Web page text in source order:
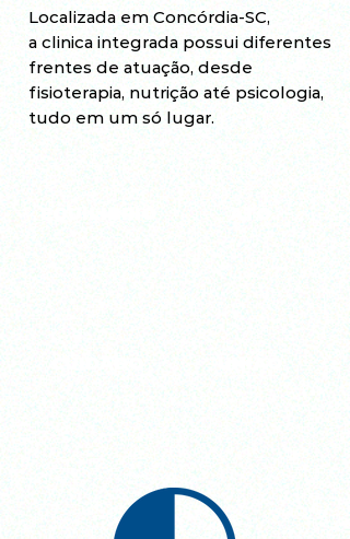
Localizada em Concórdia-SC,
a clinica integrada possui diferentes
frentes de atuação, desde
fisioterapia, nutrição até psicologia,
tudo em um só lugar.
EQUILÍBRIO